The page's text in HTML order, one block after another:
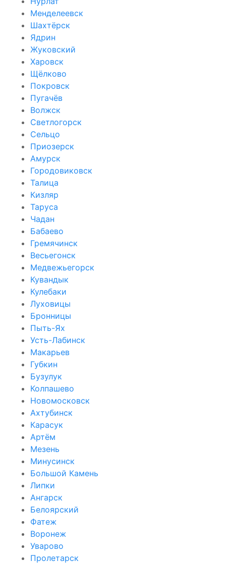
Менделеевск
Шахтёрск
Ядрин
Жуковский
Харовск
Щёлково
Покровск
Пугачёв
Волжск
Светлогорск
Сельцо
Приозерск
Амурск
Городовиковск
Талица
Кизляр
Таруса
Чадан
Бабаево
Гремячинск
Весьегонск
Медвежьегорск
Кувандык
Кулебаки
Луховицы
Бронницы
Пыть-Ях
Усть-Лабинск
Макарьев
Губкин
Бузулук
Колпашево
Новомосковск
Ахтубинск
Карасук
Артём
Мезень
Минусинск
Большой Камень
Липки
Ангарск
Белоярский
Фатеж
Воронеж
Уварово
Пролетарск